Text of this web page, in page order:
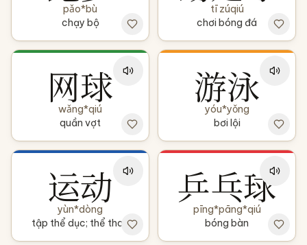
pǎo*bù
chạy bộ
tī zúqiú
chơi bóng đá
网球
wǎng*qiú
quần vợt
游泳
yóu*yǒng
bơi lội
运动
yùn*dòng
tập thể dục; thể thao
乒乓球
pīng*pāng*qiú
bóng bàn